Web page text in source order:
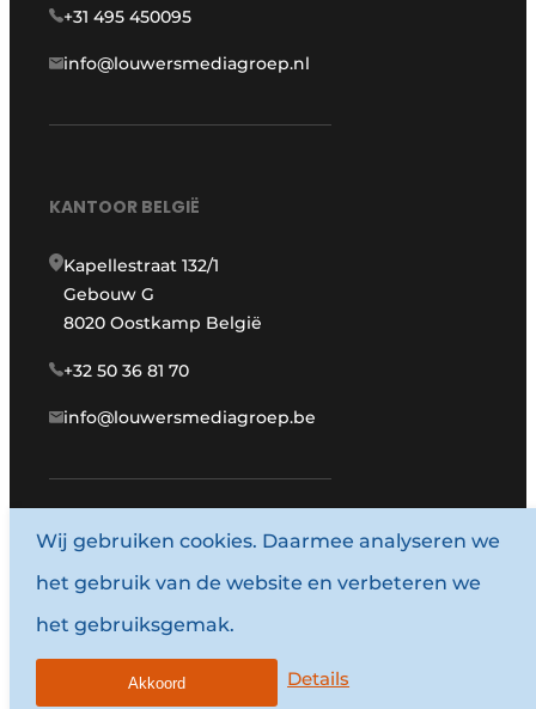
+31 495 450095
info@louwersmediagroep.nl
KANTOOR BELGIË
Kapellestraat 132/1
Gebouw G
8020 Oostkamp België
+32 50 36 81 70
info@louwersmediagroep.be
www.louwersmediagroep.com
© 1987 - 2026 Louwersmediagroep.
Algemene voorwaarden
Wij gebruiken cookies. Daarmee analyseren we
het gebruik van de website en verbeteren we
het gebruiksgemak.
Details
Akkoord